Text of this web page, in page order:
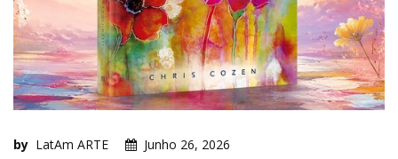
by LatAm ARTE Junho 26, 2026